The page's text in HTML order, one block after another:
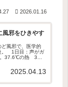
2026.01.16
風邪をひきやす
ど風邪で、医学的
。 1日目：声がガ
。37.6℃の熱 3日
日目：熱下がる。
2025.04.13